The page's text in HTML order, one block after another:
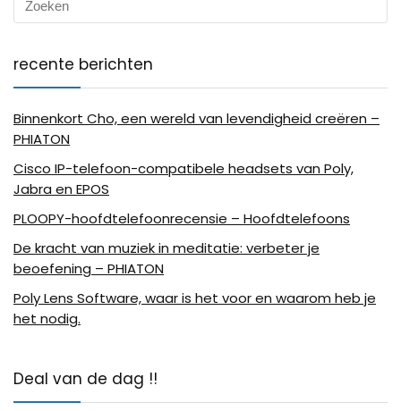
recente berichten
Binnenkort Cho, een wereld van levendigheid creëren –
PHIATON
Cisco IP-telefoon-compatibele headsets van Poly,
Jabra en EPOS
PLOOPY-hoofdtelefoonrecensie – Hoofdtelefoons
De kracht van muziek in meditatie: verbeter je
beoefening – PHIATON
Poly Lens Software, waar is het voor en waarom heb je
het nodig.
Deal van de dag !!